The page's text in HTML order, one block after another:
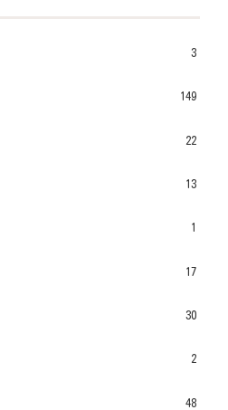
3
149
22
13
1
17
30
2
48